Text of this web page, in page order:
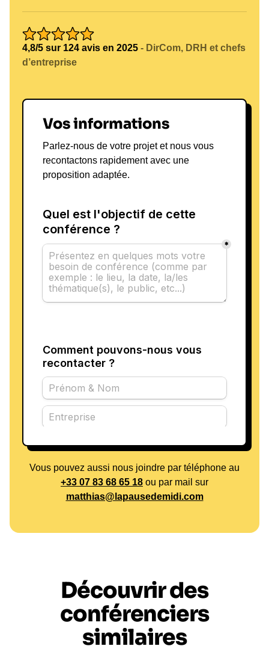
4,8/5 sur 124 avis en 2025 - DirCom, DRH et chefs
d’entreprise
Vos informations
Parlez-nous de votre projet et nous vous
recontactons rapidement avec une
proposition adaptée.
Vous pouvez aussi nous joindre par téléphone au
+33 07 83 68 65 18 ou par mail sur
matthias@lapausedemidi.com
Découvrir des
conférenciers
similaires